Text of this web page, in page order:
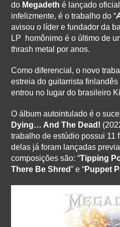
do Megadeth é lançado
infelizmente, é o trabalho do “
avisou o líder e fundador da
LP homônimo é o último de
thrash metal por anos.
Como diferencial, o novo
estreia do guitarrista finlandês
entrou no lugar do brasileiro
O álbum autointulado é o
Dying… And The Dead!
trabalho de estúdio possui 11
delas já foram lançadas
composições são: “Tipping
There Be Shred” e “Puppet